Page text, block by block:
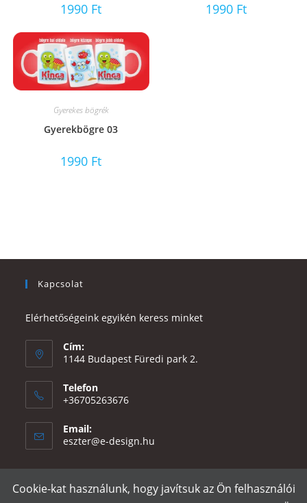
1990 Ft 1990 Ft
Gyerekes bögrék
Gyerekbögre 03
1990 Ft
Kapcsolat
Elérhetőségeink egyikén keress minket
Cím:
1144 Budapest Füredi park 2.
Telefon
+36705263676
Email:
eszter@e-design.hu
Cookie-kat használunk, hogy javítsuk az Ön felhasználói